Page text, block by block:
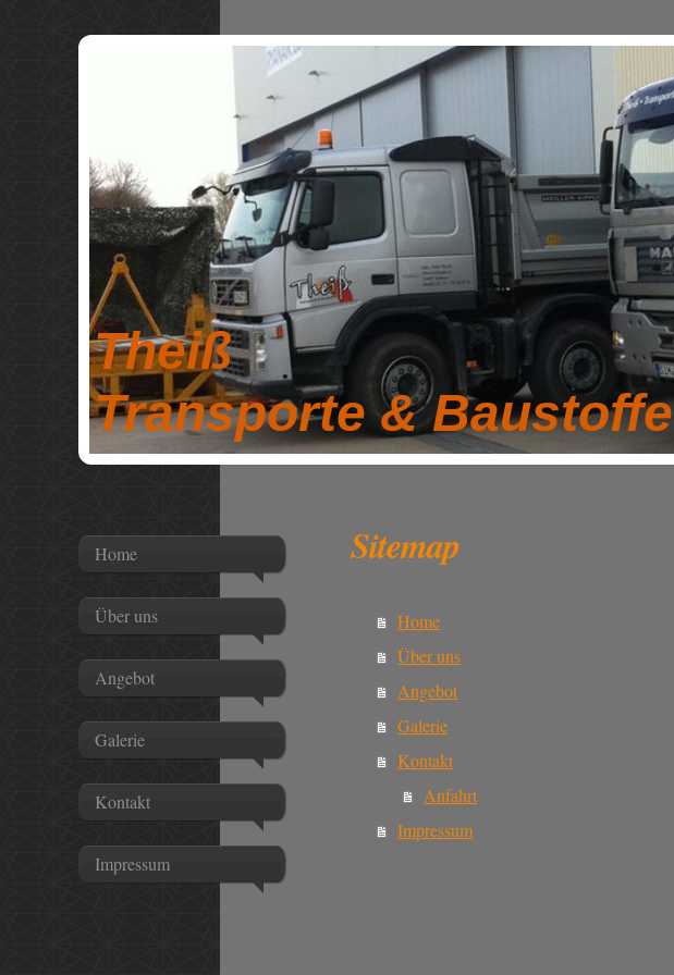
Theiß
Transporte & Baustoffe
Home
Über uns
Angebot
Galerie
Kontakt
Impressum
Sitemap
Home
Über uns
Angebot
Galerie
Kontakt
Anfahrt
Impressum